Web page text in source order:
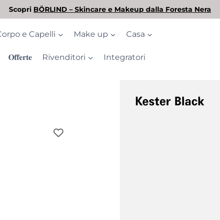
L'estate è arrivata! Scopri la nostra selezione di solari
e Capelli Make up Casa
𝐎𝐟𝐟𝐞𝐫𝐭𝐞 Rivenditori Integratori